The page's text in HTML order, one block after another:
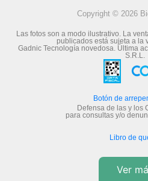
Copyright © 2026
Las fotos son a modo ilustrativo. La
publicados está sujeta a la
Gadnic Tecnología novedosa.Última
S.R.L.
Botón de
Defensa de las y los
para consultas y/o
Libro de
Ver